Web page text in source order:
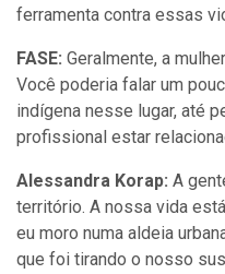
ferramenta contra essas
FASE: Geralmente, a
Você poderia falar um
indígena nesse lugar, até
profissional estar
Alessandra Korap: A
território. A nossa vida
eu moro numa aldeia
que foi tirando o nosso